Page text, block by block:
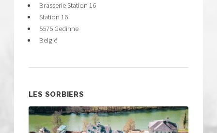
Brasserie Station 16
Station 16
5575 Gedinne
België
LES SORBIERS